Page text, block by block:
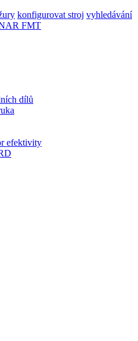
konfigurovat stroj vyhledávání
FMT
dílů
efektivity